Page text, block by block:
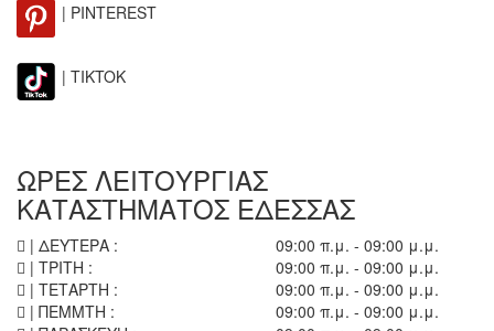
| PINTEREST
| TIKTOK
ΩΡΕΣ ΛΕΙΤΟΥΡΓΙΑΣ
ΚΑΤΑΣΤΗΜΑΤΟΣ ΕΔΕΣΣΑΣ
| ΔΕΥΤΕΡΑ :
09:00 π.μ. - 09:00 μ.μ.
| ΤΡΙΤΗ :
09:00 π.μ. - 09:00 μ.μ.
| ΤΕΤΑΡΤΗ :
09:00 π.μ. - 09:00 μ.μ.
| ΠΕΜΜΤΗ :
09:00 π.μ. - 09:00 μ.μ.